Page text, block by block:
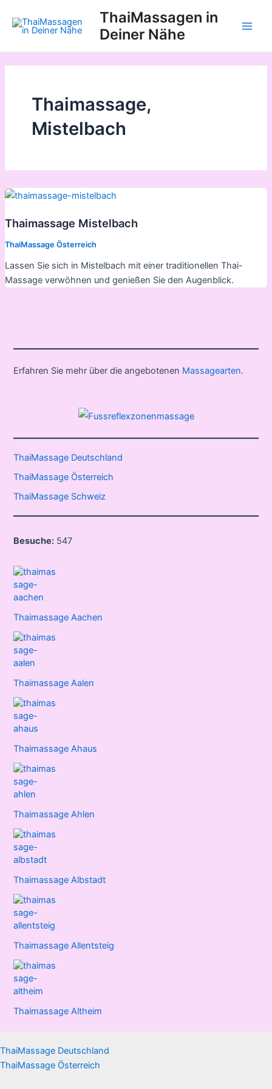
Inhalt
springen
ThaiMassagen in
Deiner Nähe
Thaimassage,
Mistelbach
Thaimassage Mistelbach
ThaiMassage Österreich
Lassen Sie sich in Mistelbach mit einer traditionellen Thai-
Massage verwöhnen und genießen Sie den Augenblick.
Erfahren Sie mehr über die angebotenen Massagearten.
ThaiMassage Deutschland
ThaiMassage Österreich
ThaiMassage Schweiz
Besuche: 547
Thaimassage Aachen
Thaimassage Aalen
Thaimassage Ahaus
Thaimassage Ahlen
Thaimassage Albstadt
Thaimassage Allentsteig
Thaimassage Altheim
ThaiMassage Deutschland
ThaiMassage Österreich